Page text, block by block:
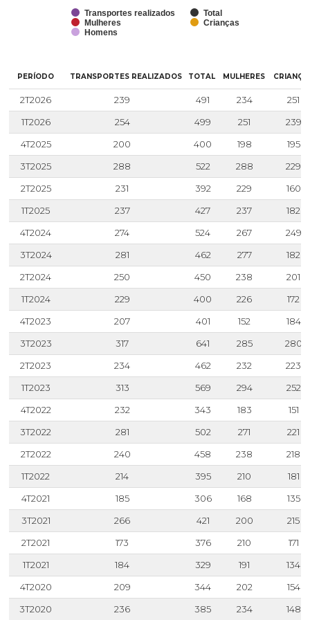
Transportes realizados
Total
Mulheres
Crianças
Homens
PERÍODO TRANSPORTES REALIZADOS TOTAL MULHERES
2T2026 239 491 234
251
1T2026
254 499 251
239
4T2025
200 400 198
195
3T2025
288 522 288
229
2T2025
231 392 229
160
1T2025
237 427 237
182
4T2024
274 524 267
249
3T2024
281 462 277
182
2T2024
250 450 238
201
1T2024
229 400 226
172
4T2023
207 401 152
184
3T2023
317 641 285
280
2T2023
234 462 232
223
1T2023
313 569 294
252
4T2022
232 343 183
151
3T2022
281 502 271
221
2T2022
240 458 238
218
1T2022
214 395 210
181
4T2021
185 306 168
135
3T2021
266 421 200
215
2T2021
173 376 210
171
1T2021
184 329 191
134
4T2020
209 344 202
154
3T2020
236 385 234 148